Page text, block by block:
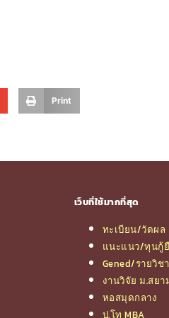
Print
เว็บที่ใช้มากที่สุด
ทะเบียน/วัดผล
แนะแนว/ทุนกู้
Gened/รายวิชา
งานวิจัย ม.สยา
หอสมุดกลาง
ป.โท MBA